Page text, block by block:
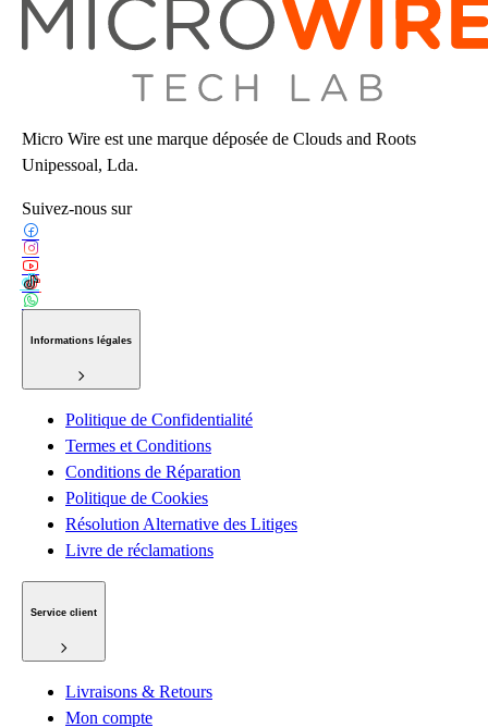
Micro Wire est une marque déposée de Clouds and Roots
Unipessoal, Lda.
Suivez-nous sur
Informations légales
Politique de Confidentialité
Termes et Conditions
Conditions de Réparation
Politique de Cookies
Résolution Alternative des Litiges
Livre de réclamations
Service client
Livraisons & Retours
Mon compte